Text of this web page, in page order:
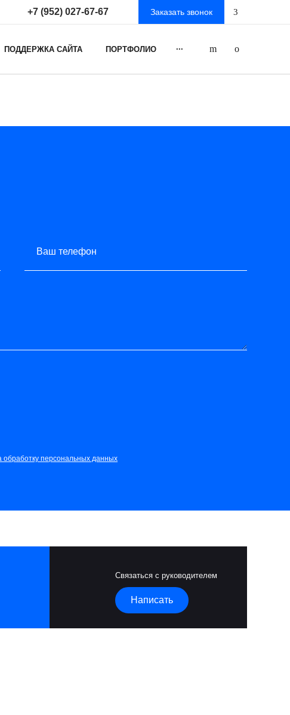
+7 (952) 027-67-67 Заказать звонок
ПОДДЕРЖКА САЙТА ПОРТФОЛИО ...
Ваш телефон
обработку персональных данных
Связаться с руководителем
Написать